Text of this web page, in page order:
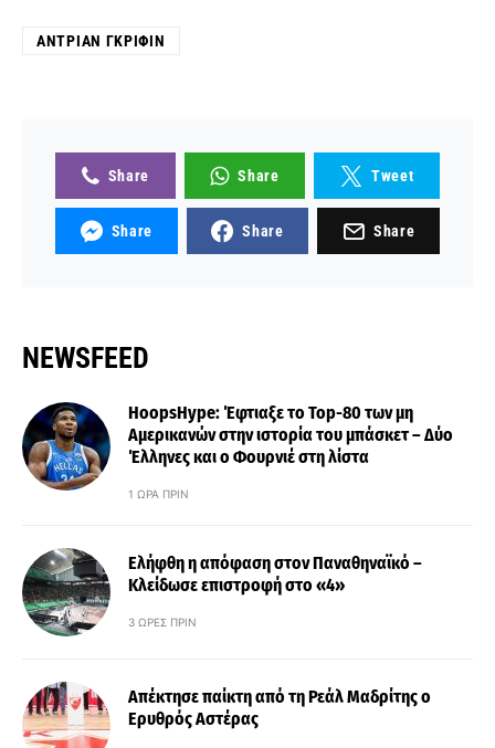
ΆΝΤΡΙΑΝ ΓΚΡΊΦΙΝ
Share Share Tweet
Share Share Share
NEWSFEED
HoopsHype: Έφτιαξε το Top-80 των μη
Αμερικανών στην ιστορία του μπάσκετ – Δύο
Έλληνες και ο Φουρνιέ στη λίστα
1 ΏΡΑ ΠΡΙΝ
Ελήφθη η απόφαση στον Παναθηναϊκό –
Κλείδωσε επιστροφή στο «4»
3 ΏΡΕΣ ΠΡΙΝ
Απέκτησε παίκτη από τη Ρεάλ Μαδρίτης ο
Ερυθρός Αστέρας